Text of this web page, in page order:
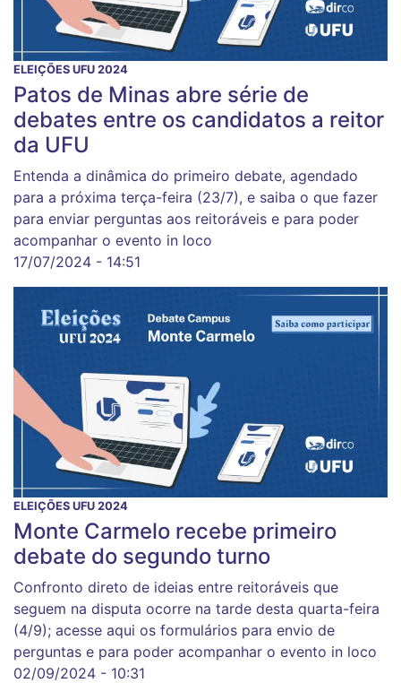
ELEIÇÕES UFU 2024
Patos de Minas abre série de
debates entre os candidatos a reitor
da UFU
Entenda a dinâmica do primeiro debate, agendado
para a próxima terça-feira (23/7), e saiba o que fazer
para enviar perguntas aos reitoráveis e para poder
acompanhar o evento in loco
17/07/2024 - 14:51
ELEIÇÕES UFU 2024
Monte Carmelo recebe primeiro
debate do segundo turno
Confronto direto de ideias entre reitoráveis que
seguem na disputa ocorre na tarde desta quarta-feira
(4/9); acesse aqui os formulários para envio de
perguntas e para poder acompanhar o evento in loco
02/09/2024 - 10:31